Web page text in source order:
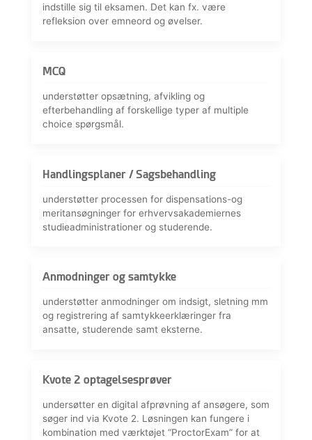
indstille sig til eksamen. Det kan fx. være
refleksion over emneord og øvelser.
MCQ
understøtter opsætning, afvikling og
efterbehandling af forskellige typer af multiple
choice spørgsmål.
Handlingsplaner / Sagsbehandling
understøtter processen for dispensations-og
meritansøgninger for erhvervsakademiernes
studieadministrationer og studerende.
Anmodninger og samtykke
understøtter anmodninger om indsigt, sletning mm
og registrering af samtykkeerklæringer fra
ansatte, studerende samt eksterne.
Kvote 2 optagelsesprøver
undersøtter en digital afprøvning af ansøgere, som
søger ind via Kvote 2. Løsningen kan fungere i
kombination med værktøjet “ProctorExam” for at